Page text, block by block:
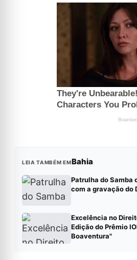
LEIA TAMBÉM EMBahia
Patrulha do Samba
com a gravação do
Excelência no
Edição do Prêmio
Boaventura"